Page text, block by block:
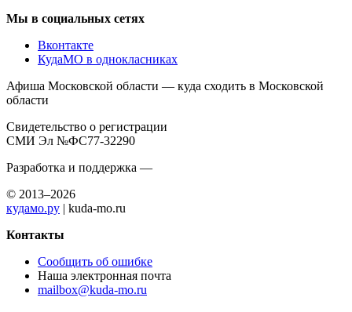
Мы в социальных сетях
Вконтакте
КудаМО в однокласниках
Афиша Московской области — куда сходить в Московской
области
Свидетельство о регистрации
СМИ Эл №ФС77-32290
Разработка и поддержка —
© 2013–2026
кудамо.ру | kuda-mo.ru
Контакты
Сообщить об ошибке
Наша электронная почта
mailbox@kuda-mo.ru